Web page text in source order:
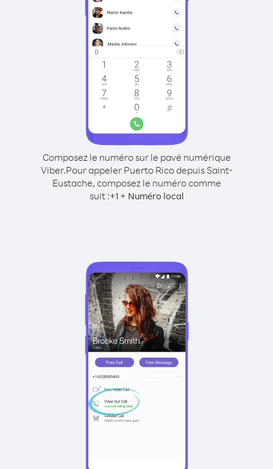
Composez le numéro sur le pavé numérique
Viber.Pour appeler Puerto Rico depuis Saint-
Eustache, composez le numéro comme
suit :+1+ Numéro local